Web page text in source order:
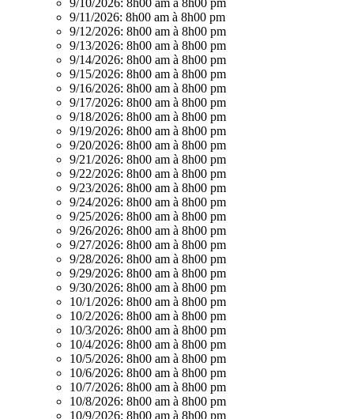
9/10/2026: 8h00 am à 8h00 pm
9/11/2026: 8h00 am à 8h00 pm
9/12/2026: 8h00 am à 8h00 pm
9/13/2026: 8h00 am à 8h00 pm
9/14/2026: 8h00 am à 8h00 pm
9/15/2026: 8h00 am à 8h00 pm
9/16/2026: 8h00 am à 8h00 pm
9/17/2026: 8h00 am à 8h00 pm
9/18/2026: 8h00 am à 8h00 pm
9/19/2026: 8h00 am à 8h00 pm
9/20/2026: 8h00 am à 8h00 pm
9/21/2026: 8h00 am à 8h00 pm
9/22/2026: 8h00 am à 8h00 pm
9/23/2026: 8h00 am à 8h00 pm
9/24/2026: 8h00 am à 8h00 pm
9/25/2026: 8h00 am à 8h00 pm
9/26/2026: 8h00 am à 8h00 pm
9/27/2026: 8h00 am à 8h00 pm
9/28/2026: 8h00 am à 8h00 pm
9/29/2026: 8h00 am à 8h00 pm
9/30/2026: 8h00 am à 8h00 pm
10/1/2026: 8h00 am à 8h00 pm
10/2/2026: 8h00 am à 8h00 pm
10/3/2026: 8h00 am à 8h00 pm
10/4/2026: 8h00 am à 8h00 pm
10/5/2026: 8h00 am à 8h00 pm
10/6/2026: 8h00 am à 8h00 pm
10/7/2026: 8h00 am à 8h00 pm
10/8/2026: 8h00 am à 8h00 pm
10/9/2026: 8h00 am à 8h00 pm